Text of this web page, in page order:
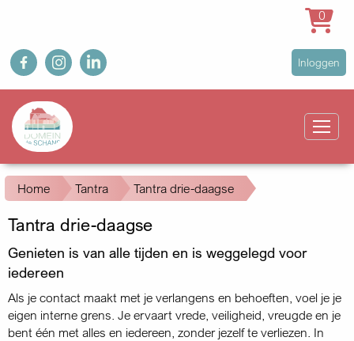
Overslaan
en
naar
inhoud
gaan
fb ig in
User
account
Inloggen
Main
navigation
0
Kruimelpad
Home Tantra Tantra drie-daagse
Tantra drie-daagse
Genieten is van alle tijden en is weggelegd voor
iedereen
Als je contact maakt met je verlangens en behoeften, voel je je
eigen interne grens. Je ervaart vrede, veiligheid, vreugde en je
bent één met alles en iedereen, zonder jezelf te verliezen. In